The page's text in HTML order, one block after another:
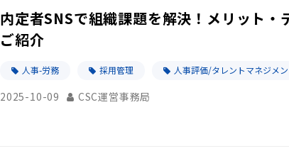
内定者SNSで組織課題を解決！メリット
ご紹介
人事-労務 採用管理 人事評価/タレントマネジメ
2025-10-09 CSC運営事務局